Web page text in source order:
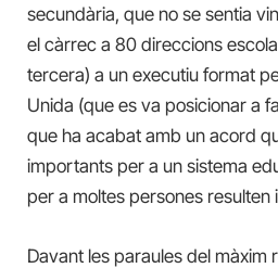
secundària, que no se sentia
el càrrec a 80 direccions
tercera) a un executiu format
Unida (que es va posicionar a
que ha acabat amb un acord
importants per a un sistema
per a moltes persones resulten
Davant les paraules del màxim